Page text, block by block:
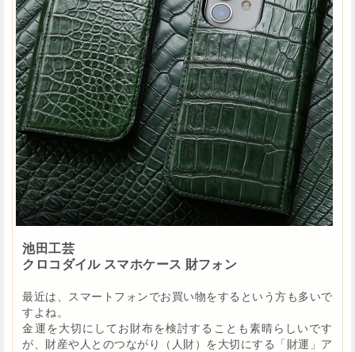
池田工芸
クロコダイル スマホケース 財フォン
最近は、スマートフォンでお買い物をするという方も多いで
すよね。
金運を大切にしてお財布を検討することも素晴らしいです
が、財産や人とのつながり（人財）を大切にする「財運」ア